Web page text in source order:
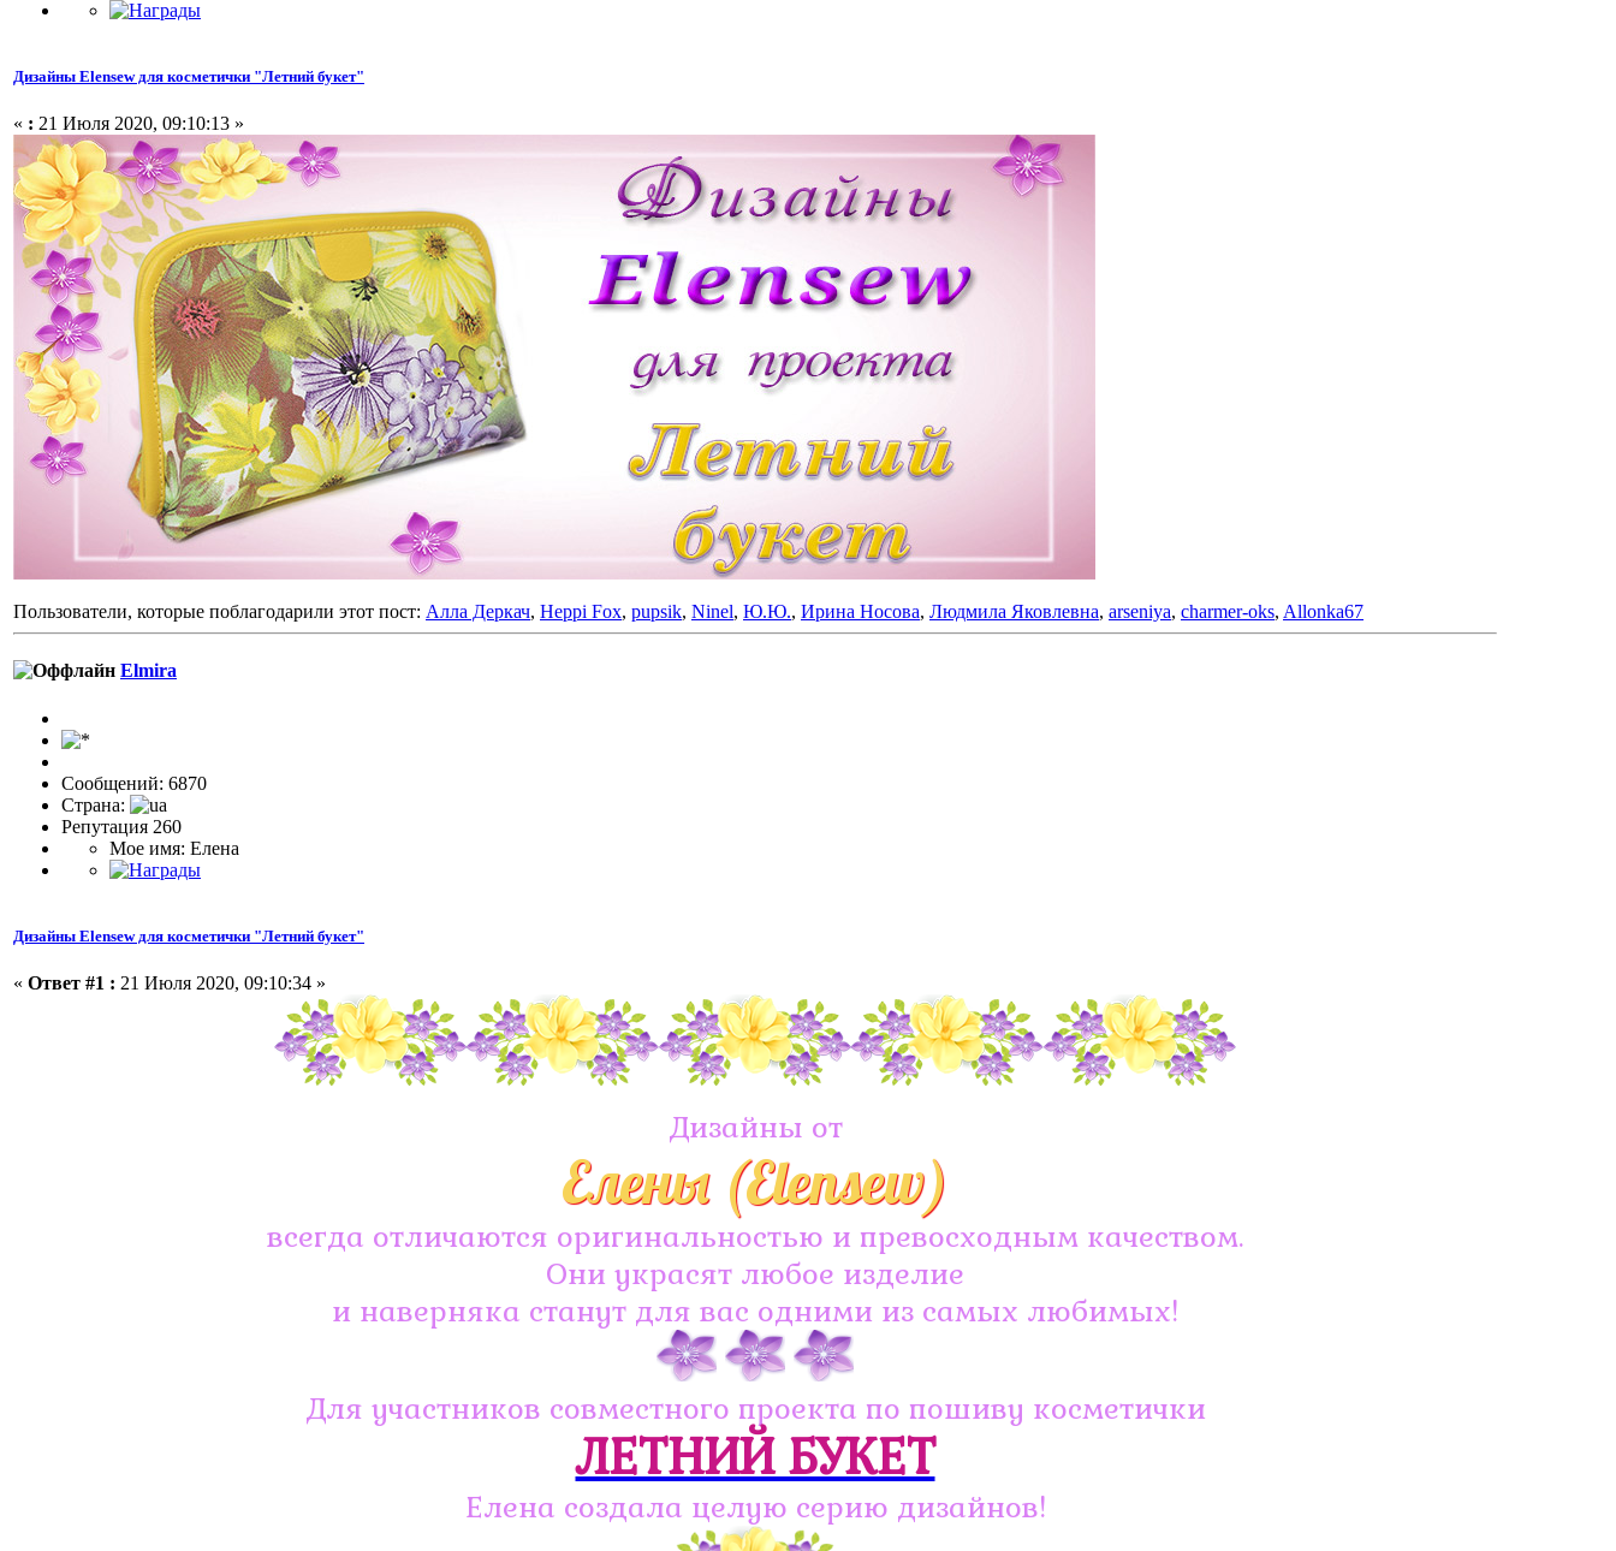
Дизайны Elensew для косметички "Летний букет"
« : 21 Июля 2020, 09:10:13 »
Пользователи, которые поблагодарили этот пост: Алла Деркач, Heppi Fox, pupsik, Ninel, Ю.Ю., Ирина Носова, Людмила Яковлевна, arseniya, charmer-oks, Allonka67
Elmira
Сообщений: 6870
Страна:
Репутация 260
Мое имя: Елена
Дизайны Elensew для косметички "Летний букет"
« Ответ #1 : 21 Июля 2020, 09:10:34 »
Дизайны от
Елены (Elensew)
всегда отличаются оригинальностью и превосходным качеством.
Они украсят любое изделие
и наверняка станут для вас одними из самых любимых!
Для участников совместного проекта по пошиву косметички
ЛЕТНИЙ БУКЕТ
Елена создала целую серию дизайнов!